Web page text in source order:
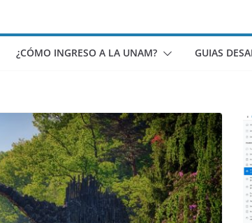
¿CÓMO INGRESO A LA UNAM? GUIAS